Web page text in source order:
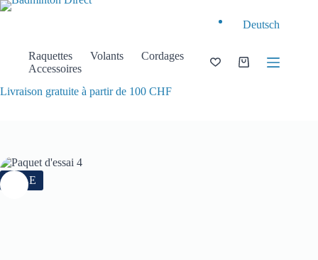
Passer
Deutsch
Raquettes Volants
Cordages
Accessoires
Panier
Livraison gratuite à partir de 100 CHF
SALE